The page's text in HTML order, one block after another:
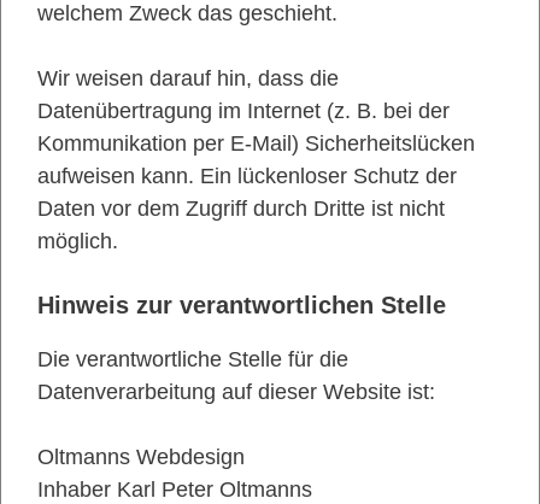
welchem Zweck das geschieht.
Wir weisen darauf hin, dass die
Datenübertragung im Internet (z. B. bei der
Kommunikation per E-Mail) Sicherheitslücken
aufweisen kann. Ein lückenloser Schutz der
Daten vor dem Zugriff durch Dritte ist nicht
möglich.
Hinweis zur verantwortlichen Stelle
Die verantwortliche Stelle für die
Datenverarbeitung auf dieser Website ist:
Oltmanns Webdesign
Inhaber Karl Peter Oltmanns